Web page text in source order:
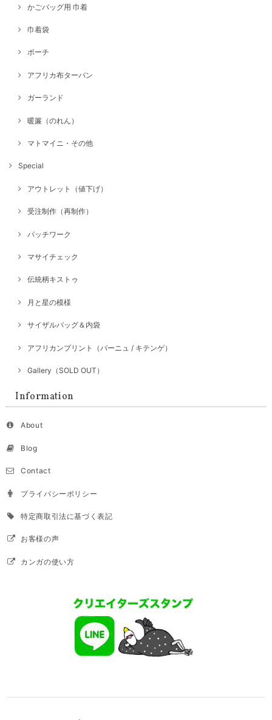
かごバッグ用 巾着
巾着袋
ポーチ
アフリカ布ターバン
ガーランド
暖簾（のれん）
マトマイニ・その他
Special
アウトレット（値下げ）
受注制作（再制作）
パッチワーク
マサイチェック
伝統柄キストゥ
月と星の模様
サイザルバッグ＆内袋
アフリカンプリント（パーニュ / キテンゲ）
Gallery（SOLD OUT）
Information
About
Blog
Contact
プライバシーポリシー
特定商取引法に基づく表記
お客様の声
カンガの使い方